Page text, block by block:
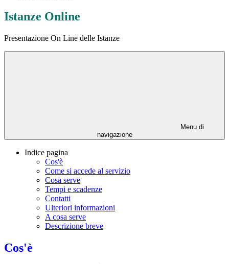
Istanze Online
Presentazione On Line delle Istanze
Menu di
navigazione
Indice pagina
Cos'è
Come si accede al servizio
Cosa serve
Tempi e scadenze
Contatti
Ulteriori informazioni
A cosa serve
Descrizione breve
Cos'è